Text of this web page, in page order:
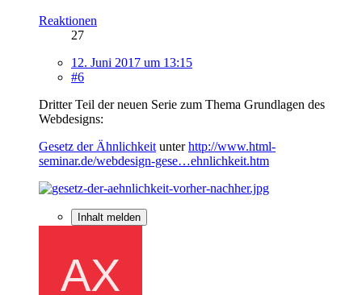
Reaktionen
27
12. Juni 2017 um 13:15
#6
Dritter Teil der neuen Serie zum Thema Grundlagen des
Webdesigns:
Gesetz der Ähnlichkeit unterhttp://www.html-
seminar.de/webdesign-gese…ehnlichkeit.htm
Inhalt melden